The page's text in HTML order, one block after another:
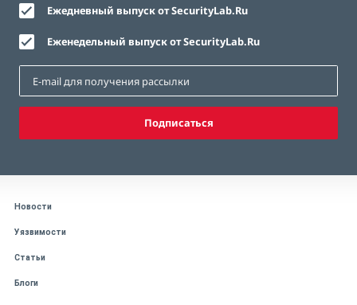
Ежедневный выпуск от SecurityLab.Ru
Еженедельный выпуск от SecurityLab.Ru
Подписаться
Новости
Уязвимости
Статьи
Блоги